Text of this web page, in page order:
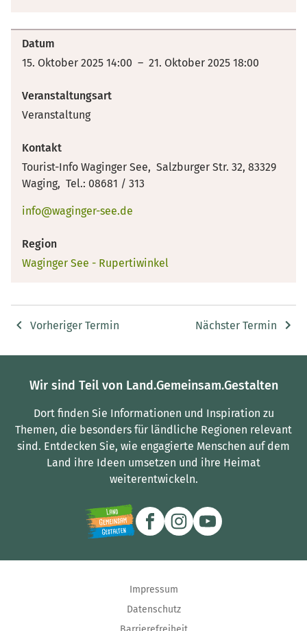
Datum
15. Oktober 2025 14:00 – 21. Oktober 2025 18:00
Veranstaltungsart
Veranstaltung
Kontakt
Tourist-Info Waginger See, Salzburger Str. 32, 83329
Waging, Tel.: 08681 / 313
info@waginger-see.de
Region
Waginger See - Rupertiwinkel
Vorheriger Termin Nächster Termin
Wir sind Teil von Land.Gemeinsam.Gestalten
Dort finden Sie Informationen und Inspiration zu
Themen, die besonders für ländliche Regionen relevant
sind. Entdecken Sie, wie engagierte Menschen auf dem
Land ihre Ideen umsetzen und ihre Heimat
weiterentwickeln.
Impressum
Datenschutz